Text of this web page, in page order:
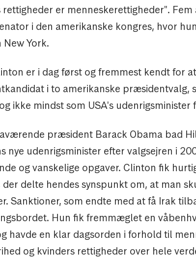
rettigheder er menneskerettigheder". Fem
i den amerikanske kongres, hvor
York.
er i dag først og fremmest kendt for
i to amerikanske præsidentvalg,
ikke mindst som USA's udenrigsminister
præsident Barack Obama bad
nye udenrigsminister efter valgsejren i
og vanskelige opgaver. Clinton fik
der delte hendes synspunkt om, at man
Sanktioner, som endte med at få Irak
Hun fik fremmæglet en
havde en klar dagsorden i forhold til
og kvinders rettigheder over hele